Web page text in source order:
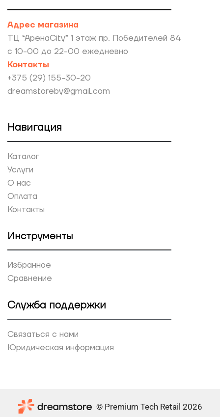
Адрес магазина
ТЦ “АренаCity” 1 этаж пр. Победителей 84
с 10-00 до 22-00 ежедневно
Контакты
+375 (29) 155-30-20
dreamstoreby@gmail.com
Навигация
Каталог
Услуги
О нас
Оплата
Контакты
Инструменты
Избранное
Сравнение
Служба поддержки
Связаться с нами
Юридическая информация
© Premium Tech Retail 2026